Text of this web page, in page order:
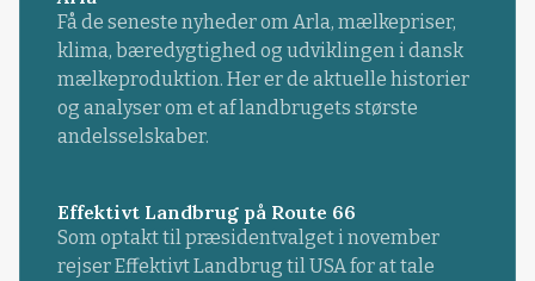
Få de seneste nyheder om Arla, mælkepriser,
klima, bæredygtighed og udviklingen i dansk
mælkeproduktion. Her er de aktuelle historier
og analyser om et af landbrugets største
andelsselskaber.
Effektivt Landbrug på Route 66
Som optakt til præsidentvalget i november
rejser Effektivt Landbrug til USA for at tale